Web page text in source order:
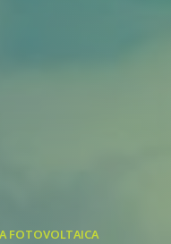
FOTOVOLTAICA